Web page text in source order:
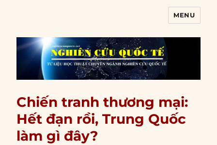
MENU
Chiến tranh thương mại:
Hết đạn rồi, Trung Quốc
làm gì đây?